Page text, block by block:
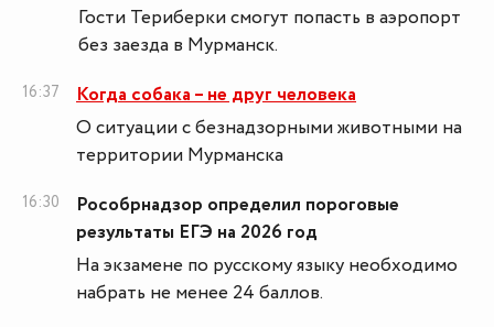
Гости Териберки смогут попасть в аэропорт
без заезда в Мурманск.
16:37
Когда собака – не друг человека
О ситуации с безнадзорными животными на
территории Мурманска
16:30
Рособрнадзор определил пороговые
результаты ЕГЭ на 2026 год
На экзамене по русскому языку необходимо
набрать не менее 24 баллов.